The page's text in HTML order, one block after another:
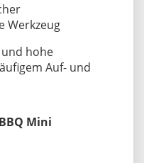
Werkzeug
hohe
Auf- und
Mini